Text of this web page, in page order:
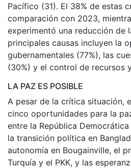
Pacífico (31). El 38% de estas
comparación con 2023,
experimentó una reducción de
principales causas incluyen la
gubernamentales (77%), las
(30%) y el control de recursos
LA PAZ ES POSIBLE
A pesar de la crítica situación,
cinco oportunidades para la
entre la República
la transición política en
autonomía en Bougainville, el
Turquía y el PKK, y las